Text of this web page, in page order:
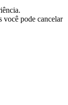
você pode cancelar